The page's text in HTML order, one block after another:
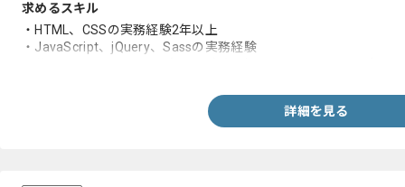
求めるスキル
・HTML、CSSの実務経験2年以上
・JavaScript、jQuery、Sassの実務経験
詳細を見る